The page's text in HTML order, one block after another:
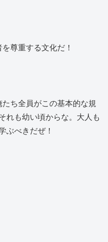
尊重する文化だ！
ち全員がこの基本的な規
れも幼い頃からな。大人も
ぶべきだぜ！